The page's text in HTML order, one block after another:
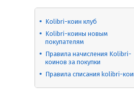
Kolibri-коин клуб
​Kolibri-коины новым
покупателям
Правила начисления Kolibri-
коинов за покупки
Правила списания kolibri-